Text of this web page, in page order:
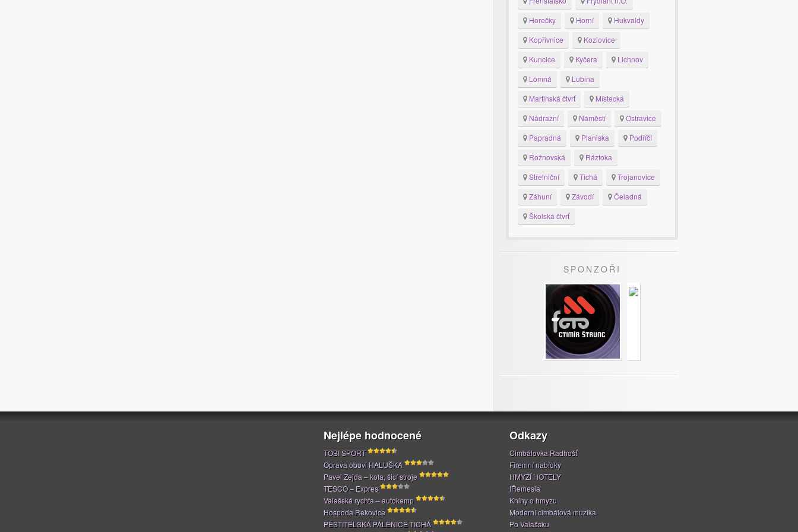
Horečky
Horní
Hukvaldy
Kopřivnice
Kozlovice
Kuncice
Kyčera
Lichnov
Lomná
Lubina
Martinská čtvrť
Místecká
Nádražní
Náměstí
Ostravice
Papradná
Planiska
Podříčí
Rožnovská
Ráztoka
Střelniční
Tichá
Trojanovice
Záhuní
Závodí
Čeladná
Školská čtvrť
SPONZOŘI
Nejlépe hodnocené
TOBI SPORT
Oprava obuvi HALUŠKA
Pavel Zejda – kola, šicí stroje
TESCO – Expres
Valašská rychta – autokemp
Hospoda Rekovice
PĚSTITELSKÁ PÁLENICE TICHÁ
Odkazy
Cimbálovka Radhošť
Firemní nabídky
HMYZÍ HOTELY
IŘemesla
Knihy o hmyzu
Moderní cimbálová muzika
Po Valašsku